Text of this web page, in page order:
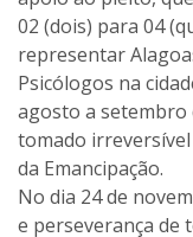
02 (dois) para 04
representar
Psicólogos na
agosto a setembro
tomado
da Emancipação.
No dia 24 de
e perseverança de